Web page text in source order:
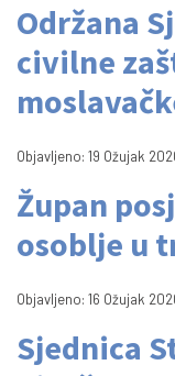
Održana
civilne
Objavljeno: 19 Ožujak
Župan
osoblje u
Objavljeno: 16 Ožujak
Sjednica